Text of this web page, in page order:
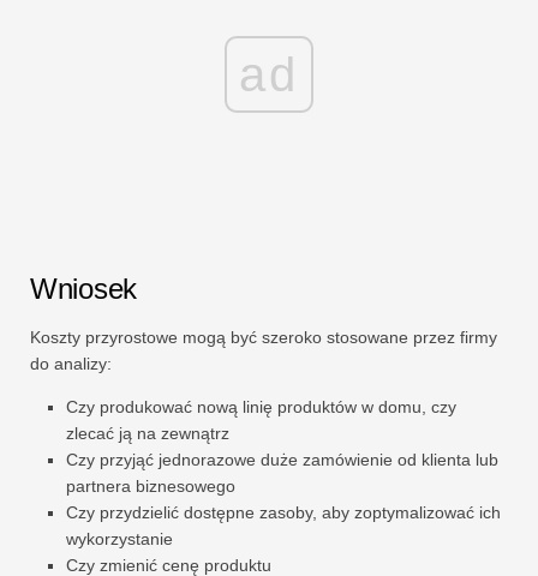
ad
Wniosek
Koszty przyrostowe mogą być szeroko stosowane przez firmy
do analizy:
Czy produkować nową linię produktów w domu, czy
zlecać ją na zewnątrz
Czy przyjąć jednorazowe duże zamówienie od klienta lub
partnera biznesowego
Czy przydzielić dostępne zasoby, aby zoptymalizować ich
wykorzystanie
Czy zmienić cenę produktu